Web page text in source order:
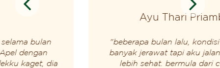
Ayu Thari Priambada
"beberapa bulan lalu, kondisi kulit wajahku
banyak jerawat tapi aku jalanin hidup yang
lebih sehat. bermula dari coba penuhi